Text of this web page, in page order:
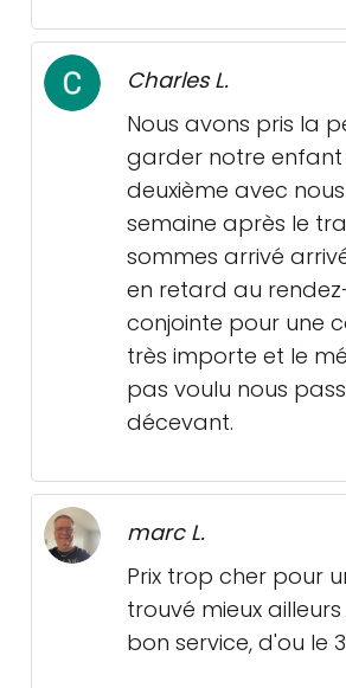
Charles L.
Nous avons pris la
garder notre enfant
deuxième avec
semaine après le
sommes arrivé
en retard au
conjointe pour une
très importe et le
pas voulu nous
décevant.
marc L.
Prix trop cher pour
trouvé mieux
bon service, d'ou le